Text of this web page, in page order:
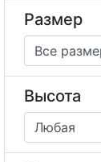
Размер
Высота